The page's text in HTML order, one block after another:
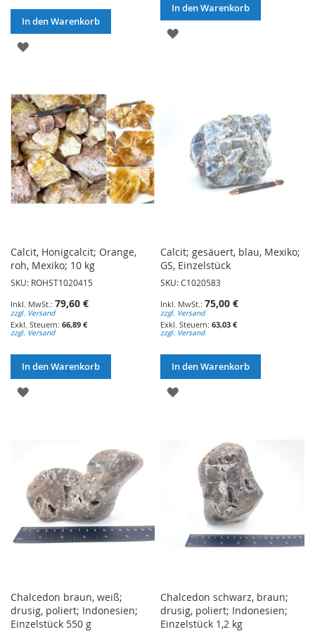
In den Warenkorb
ZUR
HINZUFÜGEN
In den Warenkorb
ZUR
Calcit, Honigcalcit; Orange,
roh, Mexiko; 10 kg
SKU: ROHST1020415
79,60 €
zzgl. Versand
66,89 €
zzgl. Versand
In den Warenkorb
ZUR
Calcit; gesäuert, blau, Mexiko;
GS, Einzelstück
SKU: C1020583
75,00 €
zzgl. Versand
63,03 €
zzgl. Versand
In den Warenkorb
ZUR
HINZUFÜGEN
Chalcedon braun, weiß;
drusig, poliert; Indonesien;
Einzelstück 550 g
Chalcedon schwarz, braun;
drusig, poliert; Indonesien;
Einzelstück 1,2 kg